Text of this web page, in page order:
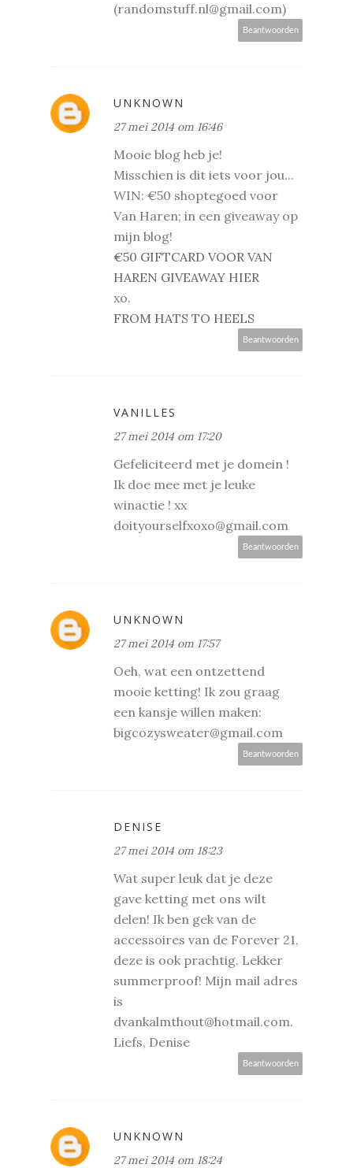
(randomstuff.nl@gmail.com)
Beantwoorden
UNKNOWN
27 mei 2014 om 16:46
Mooie blog heb je!
Misschien is dit iets voor jou...
WIN: €50 shoptegoed voor
Van Haren; in een giveaway op
mijn blog!
€50 GIFTCARD VOOR VAN
HAREN GIVEAWAY HIER
xo.
FROM HATS TO HEELS
Beantwoorden
VANILLES
27 mei 2014 om 17:20
Gefeliciteerd met je domein !
Ik doe mee met je leuke
winactie ! xx
doityourselfxoxo@gmail.com
Beantwoorden
UNKNOWN
27 mei 2014 om 17:57
Oeh, wat een ontzettend
mooie ketting! Ik zou graag
een kansje willen maken:
bigcozysweater@gmail.com
Beantwoorden
DENISE
27 mei 2014 om 18:23
Wat super leuk dat je deze
gave ketting met ons wilt
delen! Ik ben gek van de
accessoires van de Forever 21,
deze is ook prachtig. Lekker
summerproof! Mijn mail adres
is
dvankalmthout@hotmail.com.
Liefs, Denise
Beantwoorden
UNKNOWN
27 mei 2014 om 18:24